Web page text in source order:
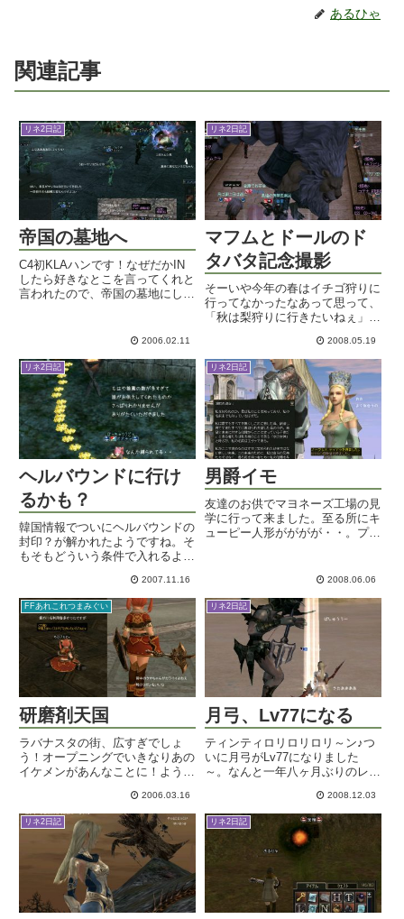
あるひゃ
関連記事
リネ2日記
帝国の墓地へ
C4初KLAハンです！なぜだかIN
したら好きなとこを言ってくれと
言われたので、帝国の墓地にして
人。もう既にゲストじゃないよう
ちゃんと、三日無料チケで遊...
2006.02.11
リネ2日記
マフムとドールのド
タバタ記念撮影
そーいや今年の春はイチゴ狩りに
行ってなかったなあって思って、
「秋は梨狩りに行きたいねぇ」な
ュは無し狩り？ありえへんわそれ
～ｗｗ」その思考回路がありえへ
んわ！ｗこの馬鹿Wizがっ。さ
て、かねてから楽しみにしてい
な...
2008.05.19
リネ2日記
ヘルバウンドに行け
るかも？
韓国情報でついにヘルバウンドの
封印？が解かれたようですね。そ
もそもどういう条件で入れるよう
てないのですが、①サバの人々が
一定の数以上のクエアイテムをど
っかに捧げる②門番的なレイド
（バロー？）を倒すの条件がある
よ...
2007.11.16
リネ2日記
男爵イモ
友達のお供でマヨネーズ工場の見
学に行って来ました。至る所にキ
ューピー人形がががが・・。プロ
土産もらって帰って来ました。マ
らえるのね＠ｗ＠各種値上げの
2008.06.06
FFあれこれつまみぐい
研磨剤天国
ラバナスタの街、広すぎでしょ
う！オープニングでいきなりあの
イケメンがあんなことに！ようや
こっとFF12始めましたアルヒャ
です。こんにちは。まだストーリ
ーが何にも始まっていないので何
とも言えませんが、ムービー凄
2006.03.16
リネ2日記
月弓、Lv77になる
ティンティロリロリロリ～ン♪つ
いに月弓がLv77になりました
～。なんと一年八ヶ月ぶりのレベ
職をどこまで放置していたのか！
という感じですが。しかも一年半
くらいは全く狩りしていませんで
したし。いや～バイタシステム
の...
2008.12.03
リネ2日記 リネ2日記